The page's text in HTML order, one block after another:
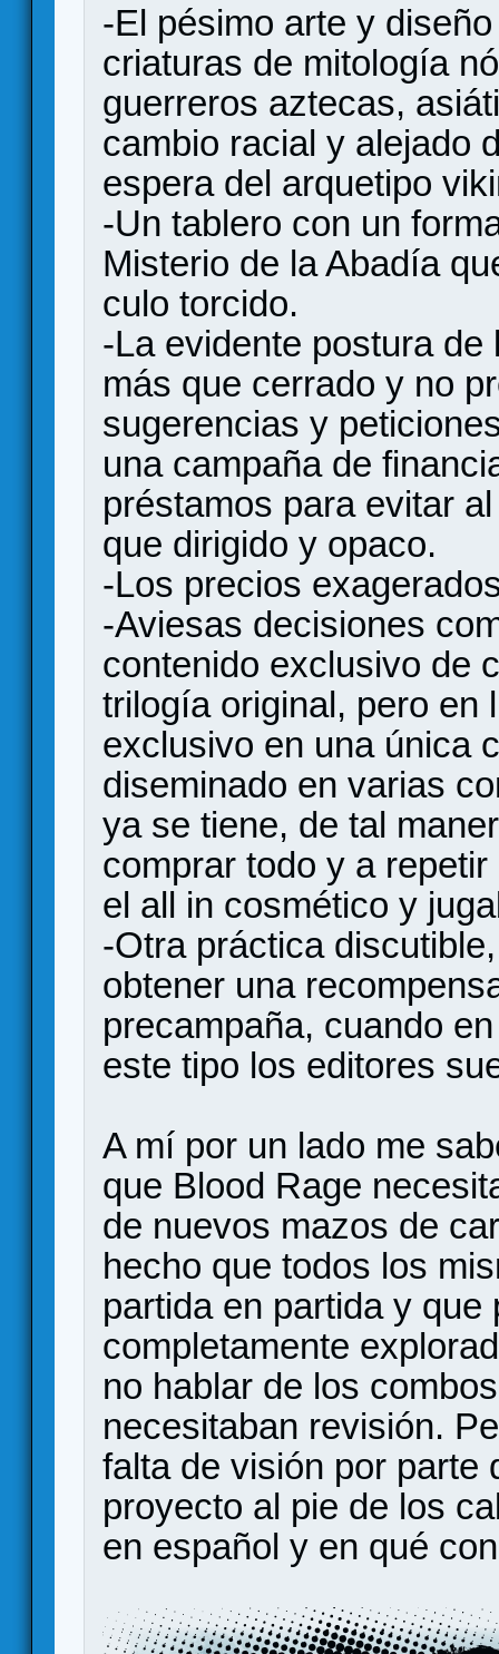
-El pésimo arte y
criaturas de mitología
guerreros aztecas,
cambio racial y alejado
espera del arquetipo
-Un tablero con un
Misterio de la Abadía
culo torcido.
-La evidente postura
más que cerrado y no
sugerencias y
una campaña de
préstamos para evitar
que dirigido y opaco.
-Los precios
-Aviesas decisiones
contenido exclusivo de
trilogía original, pero en
exclusivo en una única
diseminado en varias
ya se tiene, de tal
comprar todo y a
el all in cosmético y
-Otra práctica
obtener una
precampaña, cuando
este tipo los editores
A mí por un lado me
que Blood Rage
de nuevos mazos de
hecho que todos los
partida en partida y
completamente
no hablar de los
necesitaban revisión.
falta de visión por parte
proyecto al pie de los
en español y en qué